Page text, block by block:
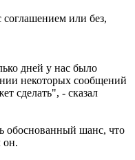
или без,
дней у нас было
некоторых сообщений
сделать", - сказал
обоснованный шанс, что
он.